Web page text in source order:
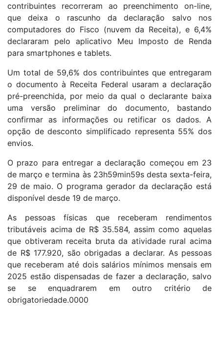
contribuintes recorreram ao preenchimento on-line,
que deixa o rascunho da declaração salvo nos
computadores do Fisco (nuvem da Receita), e 6,4%
declararam pelo aplicativo Meu Imposto de Renda
para smartphones e tablets.
Um total de 59,6% dos contribuintes que entregaram
o documento à Receita Federal usaram a declaração
pré-preenchida, por meio da qual o declarante baixa
uma versão preliminar do documento, bastando
confirmar as informações ou retificar os dados. A
opção de desconto simplificado representa 55% dos
envios.
O prazo para entregar a declaração começou em 23
de março e termina às 23h59min59s desta sexta-feira,
29 de maio. O programa gerador da declaração está
disponível desde 19 de março.
As pessoas físicas que receberam rendimentos
tributáveis acima de R$ 35.584, assim como aquelas
que obtiveram receita bruta da atividade rural acima
de R$ 177.920, são obrigadas a declarar. As pessoas
que receberam até dois salários mínimos mensais em
2025 estão dispensadas de fazer a declaração, salvo
se se enquadrarem em outro critério de
obrigatoriedade.0000